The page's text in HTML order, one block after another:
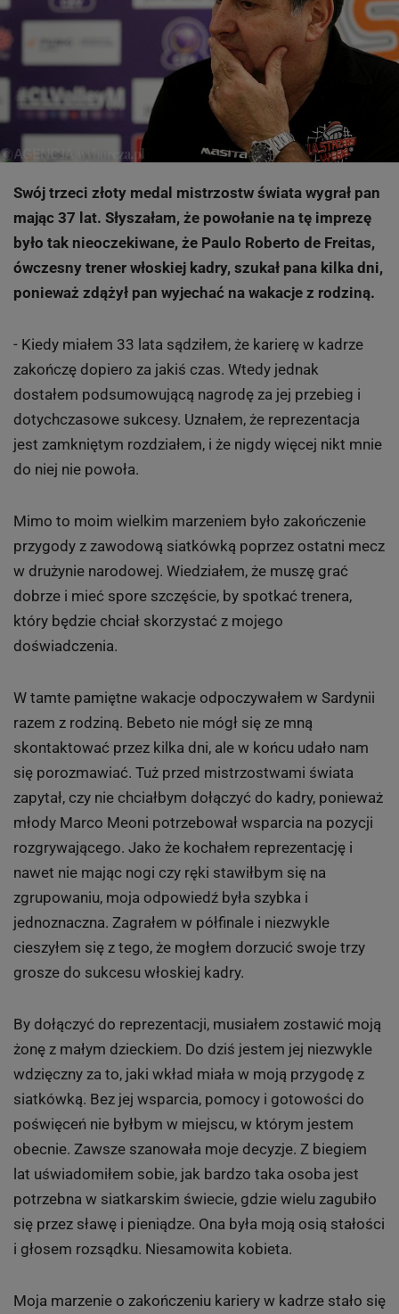
Swój trzeci złoty medal mistrzostw świata wygrał pan
mając 37 lat. Słyszałam, że powołanie na tę imprezę
było tak nieoczekiwane, że Paulo Roberto de Freitas,
ówczesny trener włoskiej kadry, szukał pana kilka dni,
ponieważ zdążył pan wyjechać na wakacje z rodziną.
- Kiedy miałem 33 lata sądziłem, że karierę w kadrze
zakończę dopiero za jakiś czas. Wtedy jednak
dostałem podsumowującą nagrodę za jej przebieg i
dotychczasowe sukcesy. Uznałem, że reprezentacja
jest zamkniętym rozdziałem, i że nigdy więcej nikt mnie
do niej nie powoła.
Mimo to moim wielkim marzeniem było zakończenie
przygody z zawodową siatkówką poprzez ostatni mecz
w drużynie narodowej. Wiedziałem, że muszę grać
dobrze i mieć spore szczęście, by spotkać trenera,
który będzie chciał skorzystać z mojego
doświadczenia.
W tamte pamiętne wakacje odpoczywałem w Sardynii
razem z rodziną. Bebeto nie mógł się ze mną
skontaktować przez kilka dni, ale w końcu udało nam
się porozmawiać. Tuż przed mistrzostwami świata
zapytał, czy nie chciałbym dołączyć do kadry, ponieważ
młody Marco Meoni potrzebował wsparcia na pozycji
rozgrywającego. Jako że kochałem reprezentację i
nawet nie mając nogi czy ręki stawiłbym się na
zgrupowaniu, moja odpowiedź była szybka i
jednoznaczna. Zagrałem w półfinale i niezwykle
cieszyłem się z tego, że mogłem dorzucić swoje trzy
grosze do sukcesu włoskiej kadry.
By dołączyć do reprezentacji, musiałem zostawić moją
żonę z małym dzieckiem. Do dziś jestem jej niezwykle
wdzięczny za to, jaki wkład miała w moją przygodę z
siatkówką. Bez jej wsparcia, pomocy i gotowości do
poświęceń nie byłbym w miejscu, w którym jestem
obecnie. Zawsze szanowała moje decyzje. Z biegiem
lat uświadomiłem sobie, jak bardzo taka osoba jest
potrzebna w siatkarskim świecie, gdzie wielu zagubiło
się przez sławę i pieniądze. Ona była moją osią stałości
i głosem rozsądku. Niesamowita kobieta.
Moja marzenie o zakończeniu kariery w kadrze stało się